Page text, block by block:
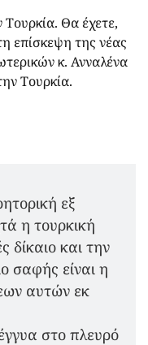
Θα έχετε,
επίσκεψη της νέας
κ. Ανναλένα
Τουρκία.
εξ
η τουρκική
δίκαιο και την
σαφής είναι η
αυτών εκ
στο πλευρό